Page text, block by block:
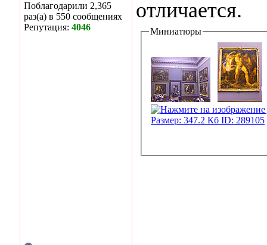
Поблагодарили 2,365
раз(а) в 550 сообщениях
Репутация: 4046
отличается.
Миниатюры